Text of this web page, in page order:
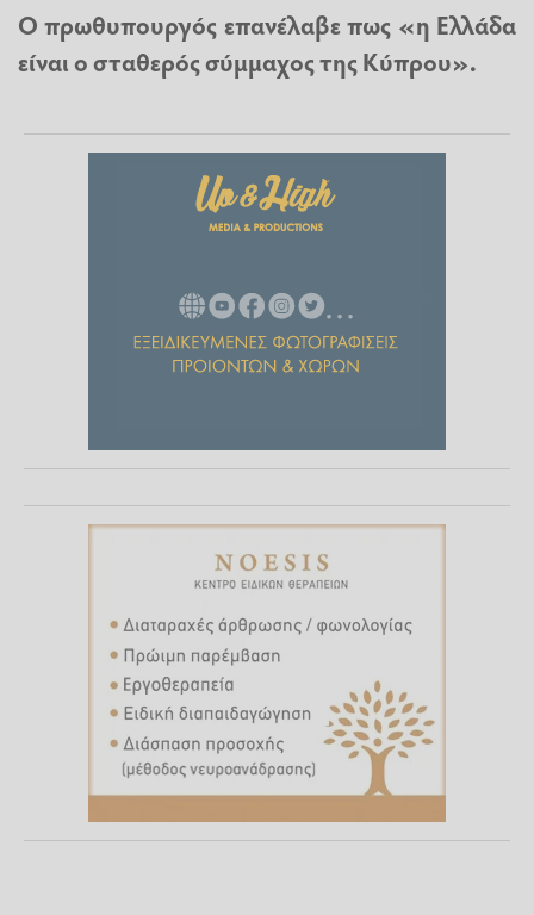
Ο πρωθυπουργός επανέλαβε πως «η Ελλάδα
είναι ο σταθερός σύμμαχος της Κύπρου».